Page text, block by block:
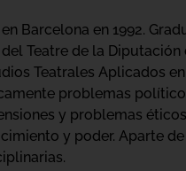
Barcelona en 1992.
Teatre de la
Teatrales Aplicados
problemas
y problemas
y poder. Aparte